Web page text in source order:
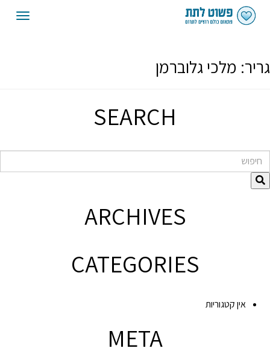
גריר: מלכי גלוברמן
SEARCH
חיפוש
ARCHIVES
CATEGORIES
אין קטגוריות
META